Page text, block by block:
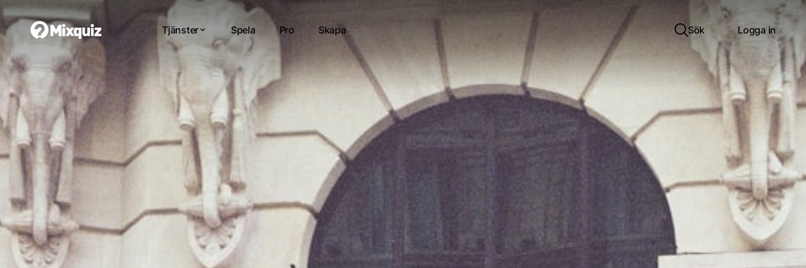
Tjänster Spela Pro Skapa Sök Logga in
0 0/3 0
Ditt resultat